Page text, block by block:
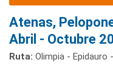
Atenas,
Abril - Octubre
Ruta: Olimpia -